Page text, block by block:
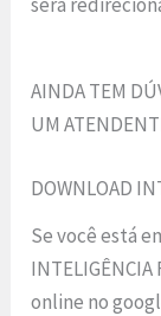
AINDA TEM
UM
DOWNLOAD
Se você está
online no